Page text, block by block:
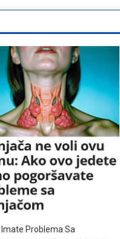
Imate Problema Sa